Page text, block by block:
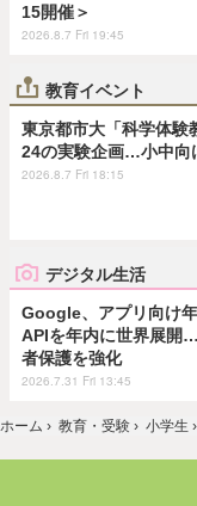
15開催＞
2026.8.7 Fri 19:45
教育イベント
東京都市大「科学体験
24の実験企画…小中向
2026.8.7 Fri 18:15
デジタル生活
Google、アプリ向け
APIを年内に世界展開
者保護を強化
2026.7.31 Fri 13:45
ホーム › 教育・受験 › 小学生 ›